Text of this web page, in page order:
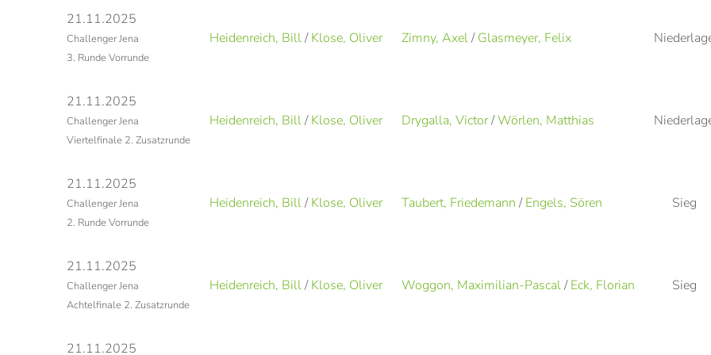
21.11.2025
Challenger Jena
3. Runde Vorrunde
Heidenreich, Bill/Klose, Oliver Zimny, Axel/Glasmeyer, Felix
21.11.2025
Challenger Jena
Viertelfinale 2. Zusatzrunde
Heidenreich, Bill/Klose, Oliver Drygalla, Victor/Wörlen, Matthias
21.11.2025
Challenger Jena
2. Runde Vorrunde
Heidenreich, Bill/Klose, Oliver Taubert, Friedemann /Engels, Sören Sieg
21.11.2025
Challenger Jena
Achtelfinale 2. Zusatzrunde
Heidenreich, Bill/Klose, Oliver Woggon, Maximilian-Pascal/Eck, Florian Sieg
21.11.2025